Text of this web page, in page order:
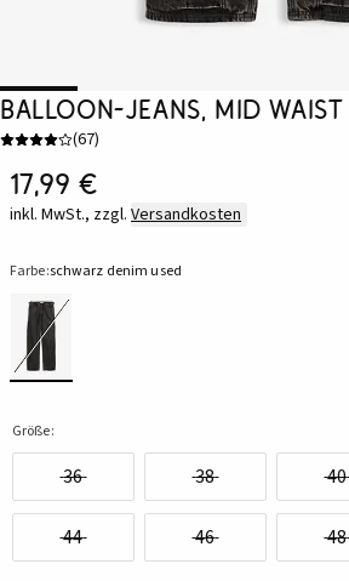
Balloon-Jeans, Mid Waist
(67)
17,99 €
inkl. MwSt., zzgl. Versandkosten
Farbe:schwarz denim used
Größe:
36 38 40
44 46 48